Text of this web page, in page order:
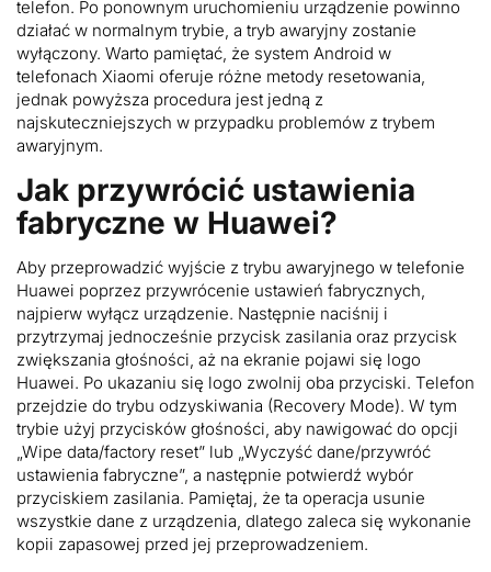
telefon. Po ponownym uruchomieniu urządzenie powinno
działać w normalnym trybie, a tryb awaryjny zostanie
wyłączony. Warto pamiętać, że system Android w
telefonach Xiaomi oferuje różne metody resetowania,
jednak powyższa procedura jest jedną z
najskuteczniejszych w przypadku problemów z trybem
awaryjnym.
Jak przywrócić ustawienia
fabryczne w Huawei?
Aby przeprowadzić wyjście z trybu awaryjnego w telefonie
Huawei poprzez przywrócenie ustawień fabrycznych,
najpierw wyłącz urządzenie. Następnie naciśnij i
przytrzymaj jednocześnie przycisk zasilania oraz przycisk
zwiększania głośności, aż na ekranie pojawi się logo
Huawei. Po ukazaniu się logo zwolnij oba przyciski. Telefon
przejdzie do trybu odzyskiwania (Recovery Mode). W tym
trybie użyj przycisków głośności, aby nawigować do opcji
„Wipe data/factory reset” lub „Wyczyść dane/przywróć
ustawienia fabryczne”, a następnie potwierdź wybór
przyciskiem zasilania. Pamiętaj, że ta operacja usunie
wszystkie dane z urządzenia, dlatego zaleca się wykonanie
kopii zapasowej przed jej przeprowadzeniem.